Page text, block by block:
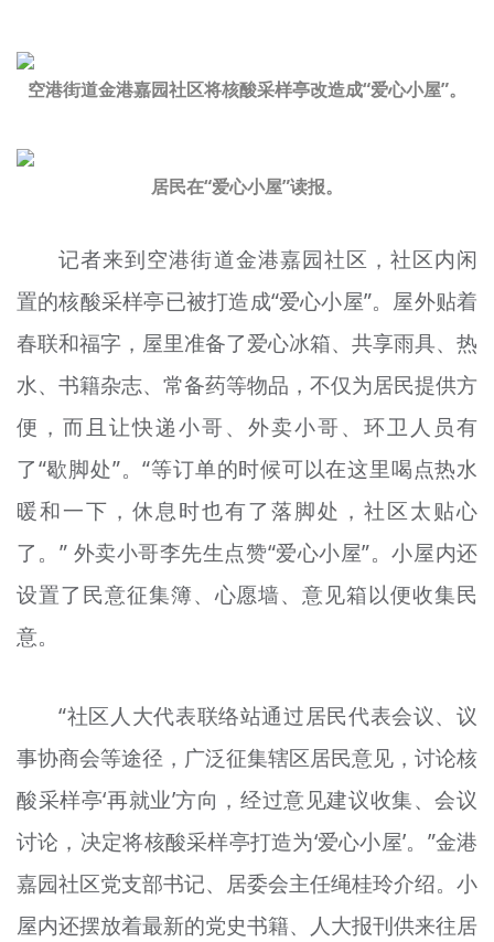
空港街道金港嘉园社区将核酸采样亭改造成“爱心小屋”。
居民在“爱心小屋”读报。
记者来到空港街道金港嘉园社区，社区内闲
置的核酸采样亭已被打造成“爱心小屋”。屋外贴着
春联和福字，屋里准备了爱心冰箱、共享雨具、热
水、书籍杂志、常备药等物品，不仅为居民提供方
便，而且让快递小哥、外卖小哥、环卫人员有
了“歇脚处”。“等订单的时候可以在这里喝点热水
暖和一下，休息时也有了落脚处，社区太贴心
了。” 外卖小哥李先生点赞“爱心小屋”。小屋内还
设置了民意征集簿、心愿墙、意见箱以便收集民
意。
“社区人大代表联络站通过居民代表会议、议
事协商会等途径，广泛征集辖区居民意见，讨论核
酸采样亭‘再就业’方向，经过意见建议收集、会议
讨论，决定将核酸采样亭打造为‘爱心小屋’。”金港
嘉园社区党支部书记、居委会主任绳桂玲介绍。小
屋内还摆放着最新的党史书籍、人大报刊供来往居